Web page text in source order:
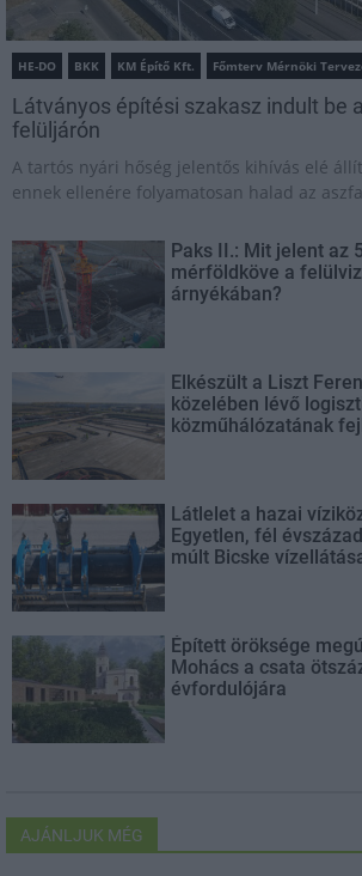
HE-DO BKK KM Építő Kft. Főmterv Mérnöki
Látványos építési szakasz indult be
felüljárón
A tartós nyári hőség jelentős kihívás elé
ennek ellenére folyamatosan halad az
Paks II.: Mit jelent az
mérföldköve a
árnyékában?
Elkészült a Liszt
közelében lévő
közműhálózatának
Látlelet a hazai
Egyetlen, fél
múlt Bicske
Épített öröksége
Mohács a csata
évfordulójára
AJÁNLJUK MÉG